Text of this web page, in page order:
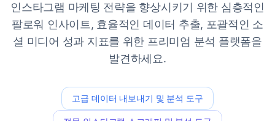
인스타그램 마케팅 전략을 향상시키기 위한 심층적인
팔로워 인사이트, 효율적인 데이터 추출, 포괄적인 소
셜 미디어 성과 지표를 위한 프리미엄 분석 플랫폼을
발견하세요.
고급 데이터 내보내기 및 분석 도구